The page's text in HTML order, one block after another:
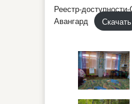
Реестр-
Авангард
Скачать